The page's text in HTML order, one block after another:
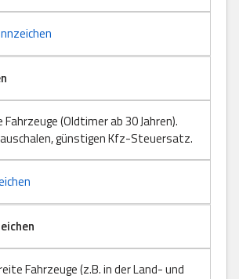
(Oldtimer ab 30 Jahren).
günstigen Kfz-Steuersatz.
Fahrzeuge (z.B. in der Land- und